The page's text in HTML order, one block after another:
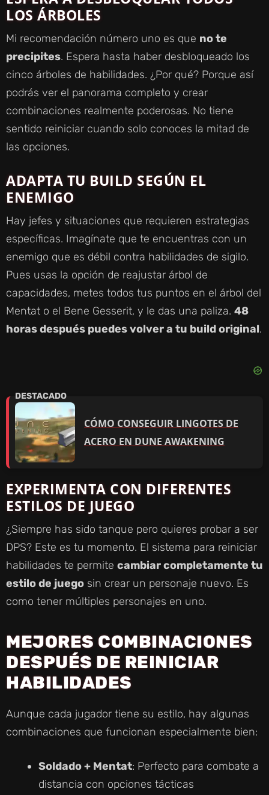
LOS ÁRBOLES
Mi recomendación número uno es que no te
precipites. Espera hasta haber desbloqueado los
cinco árboles de habilidades. ¿Por qué? Porque así
podrás ver el panorama completo y crear
combinaciones realmente poderosas. No tiene
sentido reiniciar cuando solo conoces la mitad de
las opciones.
ADAPTA TU BUILD SEGÚN EL
ENEMIGO
Hay jefes y situaciones que requieren estrategias
específicas. Imagínate que te encuentras con un
enemigo que es débil contra habilidades de sigilo.
Pues usas la opción de reajustar árbol de
capacidades, metes todos tus puntos en el árbol del
Mentat o el Bene Gesserit, y le das una paliza. 48
horas después puedes volver a tu build original.
CÓMO CONSEGUIR LINGOTES DE
ACERO EN DUNE AWAKENING
EXPERIMENTA CON DIFERENTES
ESTILOS DE JUEGO
¿Siempre has sido tanque pero quieres probar a ser
DPS? Este es tu momento. El sistema para reiniciar
habilidades te permite cambiar completamente tu
estilo de juego sin crear un personaje nuevo. Es
como tener múltiples personajes en uno.
MEJORES COMBINACIONES
DESPUÉS DE REINICIAR
HABILIDADES
Aunque cada jugador tiene su estilo, hay algunas
combinaciones que funcionan especialmente bien:
Soldado + Mentat: Perfecto para combate a
distancia con opciones tácticas